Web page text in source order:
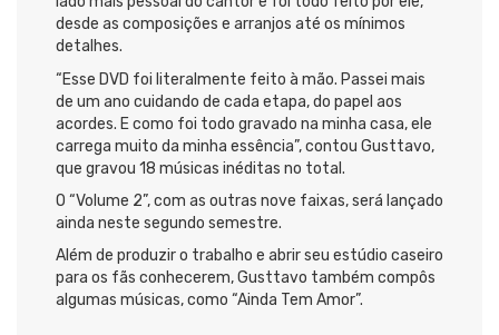
desde as composições e arranjos até os mínimos
detalhes.
“Esse DVD foi literalmente feito à mão. Passei mais
de um ano cuidando de cada etapa, do papel aos
acordes. E como foi todo gravado na minha casa, ele
carrega muito da minha essência”, contou Gusttavo,
que gravou 18 músicas inéditas no total.
O “Volume 2”, com as outras nove faixas, será lançado
ainda neste segundo semestre.
Além de produzir o trabalho e abrir seu estúdio caseiro
para os fãs conhecerem, Gusttavo também compôs
algumas músicas, como “Ainda Tem Amor”.